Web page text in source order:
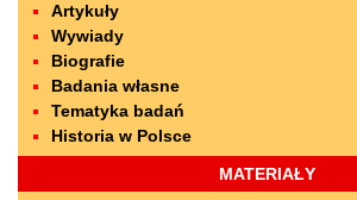
Artykuły
Wywiady
Biografie
Badania własne
Tematyka badań
Historia w Polsce
MATERIAŁY